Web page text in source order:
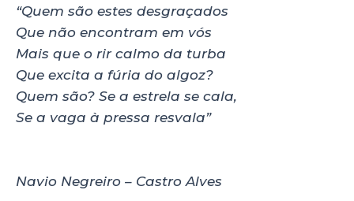
“Quem são estes desgraçados
Que não encontram em vós
Mais que o rir calmo da turba
Que excita a fúria do algoz?
Quem são? Se a estrela se cala,
Se a vaga à pressa resvala”
Navio Negreiro – Castro Alves